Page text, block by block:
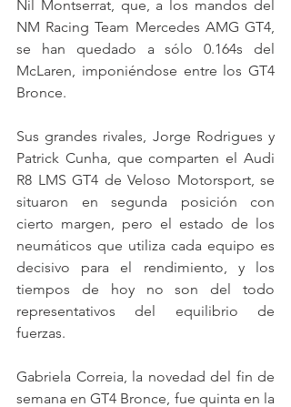
Nil Montserrat, que, a los mandos del
NM Racing Team Mercedes AMG GT4,
se han quedado a sólo 0.164s del
McLaren, imponiéndose entre los GT4
Bronce.
Sus grandes rivales, Jorge Rodrigues y
Patrick Cunha, que comparten el Audi
R8 LMS GT4 de Veloso Motorsport, se
situaron en segunda posición con
cierto margen, pero el estado de los
neumáticos que utiliza cada equipo es
decisivo para el rendimiento, y los
tiempos de hoy no son del todo
representativos del equilibrio de
fuerzas.
Gabriela Correia, la novedad del fin de
semana en GT4 Bronce, fue quinta en la